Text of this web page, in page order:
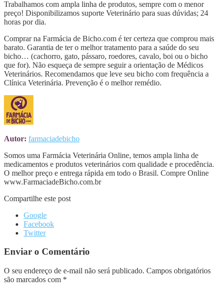
Trabalhamos com ampla linha de produtos, sempre com o menor
preço! Disponibilizamos suporte Veterinário para suas dúvidas; 24
horas por dia.
Comprar na Farmácia de Bicho.com é ter certeza que comprou mais
barato. Garantia de ter o melhor tratamento para a saúde do seu
bicho… (cachorro, gato, pássaro, roedores, cavalo, boi ou o bicho
que for). Não esqueça de sempre seguir a orientação de Médicos
Veterinários. Recomendamos que leve seu bicho com frequência a
Clínica Veterinária. Prevenção é o melhor remédio.
Autor: farmaciadebicho
Somos uma Farmácia Veterinária Online, temos ampla linha de
medicamentos e produtos veterinários com qualidade e procedência.
O melhor preço e entrega rápida em todo o Brasil. Compre Online
www.FarmaciadeBicho.com.br
Compartilhe este post
Google
Facebook
Twitter
Enviar o Comentário
O seu endereço de e-mail não será publicado. Campos obrigatórios
são marcados com *